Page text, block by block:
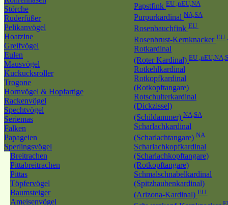
Störche
Ruderfüßer
Pelikanvögel
Hoatzine
Greifvögel
Eulen
Mausvögel
Kuckucksroller
Trogone
Hornvögel & Hopfartige
Rackenvögel
Spechtvögel
Seriemas
Falken
Papageien
Sperlingsvögel
Breitrachen
Pittabreitrachen
Pittas
Töpfervögel
Baumsteiger
Ameisenvögel
Papstfink EU ,nEU,NA
Purpurkardinal NA,SA
Rosenbauchfink EU
Rosenbrust-Kernknacker EU
Rotkardinal
(Roter Kardinal) EU
Rotkehlkardinal
Rotkopfkardinal
(Rotkopftangare)
Rotschulterkardinal
(Dickzissel)
(Schildammer) NA,SA
Scharlachkardinal
(Scharlachtangare) NA
Scharlachkopfkardinal
(Scharlachkopftangare)
(Rotkopftangare)
Schmalschnabelkardinal
(Spitzhaubenkardinal)
(Arizona-Kardinal) EU